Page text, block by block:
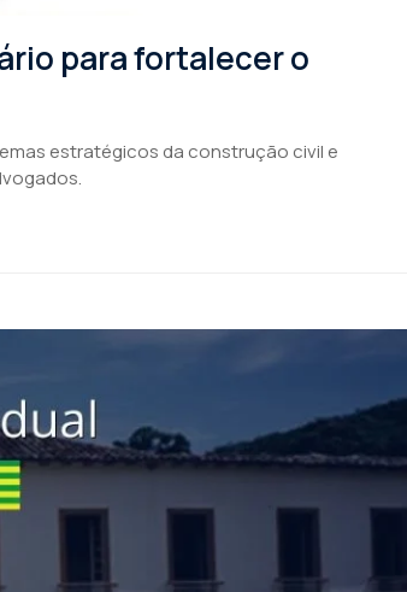
para fortalecer o
estratégicos da construção civil e